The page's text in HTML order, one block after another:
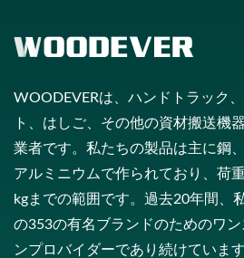
WOODEVERは、ハンドトラック
ト、はしご、その他の資材搬送機
業者です。私たちの製品は主に鋼
アルミニウムで作られており、荷
kgまでの範囲です。過去20年間、
の353の有名ブランドのためのワ
ンプロバイダーであり続けています